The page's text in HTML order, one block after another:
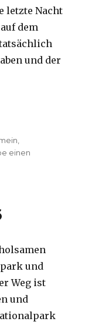
letzte Nacht
dem
und der
einen
und
Weg ist
und